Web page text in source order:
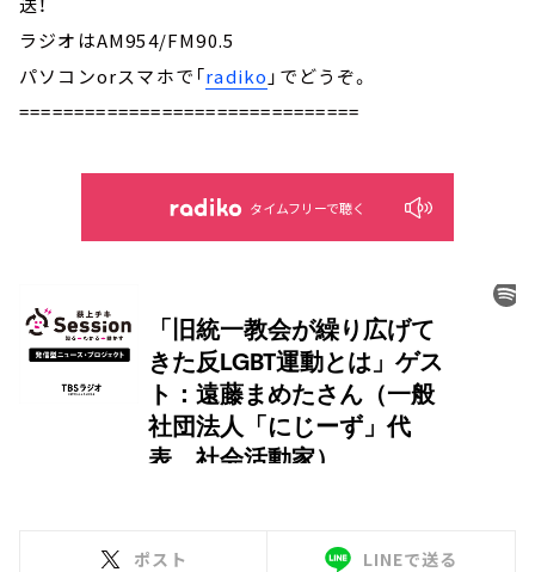
ラジオはAM954/FM90.5
パソコンorスマホで「radiko 」でどうぞ。
===============================
タイムフリーで聴く
ポスト LINEで送る